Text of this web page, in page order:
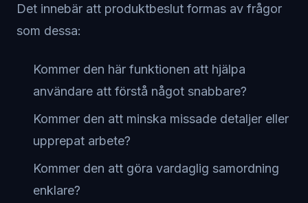
Det innebär att produktbeslut formas av frågor
som dessa:
Kommer den här funktionen att hjälpa
användare att förstå något snabbare?
Kommer den att minska missade detaljer eller
upprepat arbete?
Kommer den att göra vardaglig samordning
enklare?